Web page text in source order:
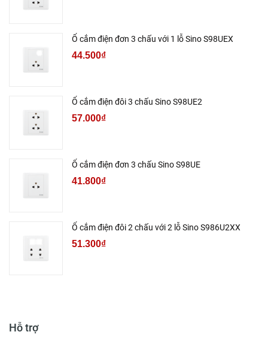
Ổ cắm điện đơn 3 chấu với 1 lỗ Sino S98UEX
44.500₫
Ổ cắm điện đôi 3 chấu Sino S98UE2
57.000₫
Ổ cắm điện đơn 3 chấu Sino S98UE
41.800₫
Ổ cắm điện đôi 2 chấu với 2 lỗ Sino S986U2XX
51.300₫
Hỗ trợ